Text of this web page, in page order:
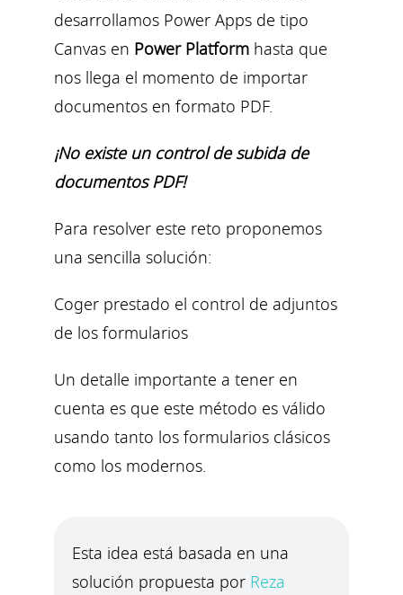
desarrollamos Power Apps de tipo
Canvas en Power Platform hasta que
nos llega el momento de importar
documentos en formato PDF.
¡No existe un control de subida de
documentos PDF!
Para resolver este reto proponemos
una sencilla solución:
Coger prestado el control de adjuntos
de los formularios
Un detalle importante a tener en
cuenta es que este método es válido
usando tanto los formularios clásicos
como los modernos.
Esta idea está basada en una
solución propuesta por Reza